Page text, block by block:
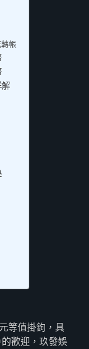
帳
解
等值掛鉤，具
歡迎，玖發娛